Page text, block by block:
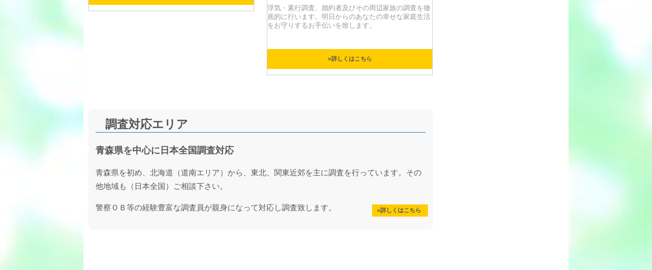
浮気・素行調査、婚約者及びその周辺家族の調査を徹
底的に行います。明日からのあなたの幸せな家庭生活
をお守りするお手伝いを致します。
»詳しくはこちら
調査対応エリア
青森県を中心に日本全国調査対応
青森県を初め、北海道（道南エリア）から、東北、関東近郊を主に調査を行っています。その
他地域も（日本全国）ご相談下さい。
警察ＯＢ等の経験豊富な調査員が親身になって対応し調査致します。 »詳しくはこちら